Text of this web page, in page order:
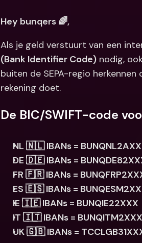
Hey bunqers 🌈,
Als je geld verstuurt van een
(Bank Identifier Code) nodig,
buiten de SEPA-regio
rekening doet.
De BIC/SWIFT-code
NL 🇳🇱 IBANs =
DE 🇩🇪 IBANs =
FR 🇫🇷 IBANs =
ES 🇪🇸 IBANs =
IE 🇮🇪 IBANs = BUNQIE22XXX
IT 🇮🇹 IBANs = BUNQITM2XXX
UK 🇬🇧 IBANs =